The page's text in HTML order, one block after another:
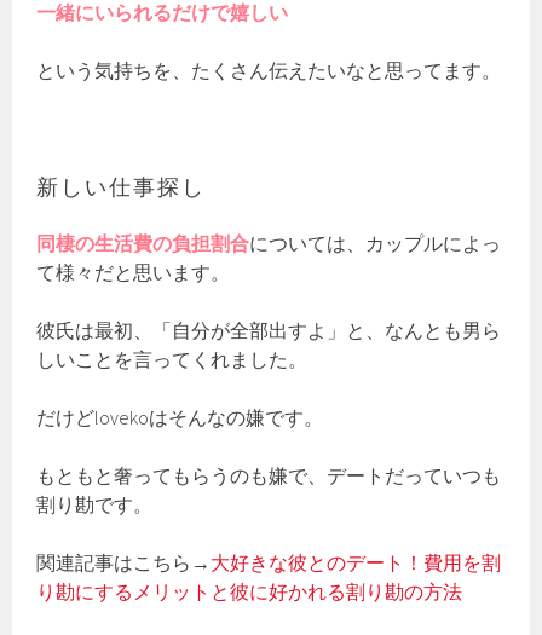
一緒にいられるだけで嬉しい
という気持ちを、たくさん伝えたいなと思ってます。
新しい仕事探し
同棲の生活費の負担割合については、カップルによっ
て様々だと思います。
彼氏は最初、「自分が全部出すよ」と、なんとも男ら
しいことを言ってくれました。
だけどlovekoはそんなの嫌です。
もともと奢ってもらうのも嫌で、デートだっていつも
割り勘です。
関連記事はこちら→ 大好きな彼とのデート！費用を割
り勘にするメリットと彼に好かれる割り勘の方法